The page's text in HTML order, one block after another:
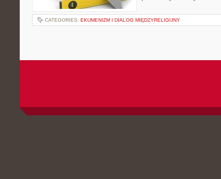
CATEGORIES: EKUMENIZM I DIALOG MIĘDZYRELIGIJNY